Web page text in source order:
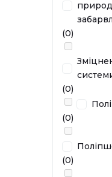
(0)
(0)
(0)
(0)